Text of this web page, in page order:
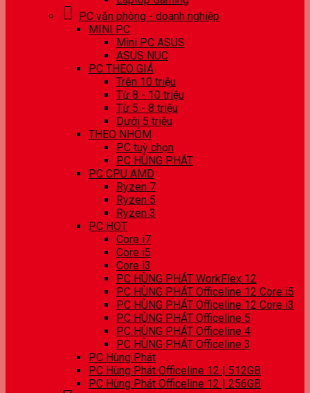
PC văn phòng - doanh nghiệp
MINI PC
Mini PC ASUS
ASUS NUC
PC THEO GIÁ
Trên 10 triệu
Từ 8 - 10 triệu
Từ 5 - 8 triệu
Dưới 5 triệu
THEO NHÓM
PC tuỳ chọn
PC HÙNG PHÁT
PC CPU AMD
Ryzen 7
Ryzen 5
Ryzen 3
PC HOT
Core i7
Core i5
Core i3
PC HÙNG PHÁT WorkFlex 12
PC HÙNG PHÁT Officeline 12 Core i5
PC HÙNG PHÁT Officeline 12 Core i3
PC HÙNG PHÁT Officeline 5
PC HÙNG PHÁT Officeline 4
PC HÙNG PHÁT Officeline 3
PC Hùng Phát
PC Hùng Phát Officeline 12 | 512GB
PC Hùng Phát Officeline 12 | 256GB